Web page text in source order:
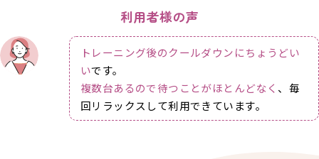
利用者様の声
トレーニング後のクールダウンにちょうどい
いです。
複数台あるので待つことがほとんどなく 、毎
回リラックスして利用できています。